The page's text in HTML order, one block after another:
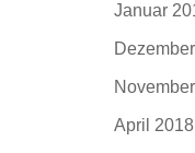
Januar
April 2018